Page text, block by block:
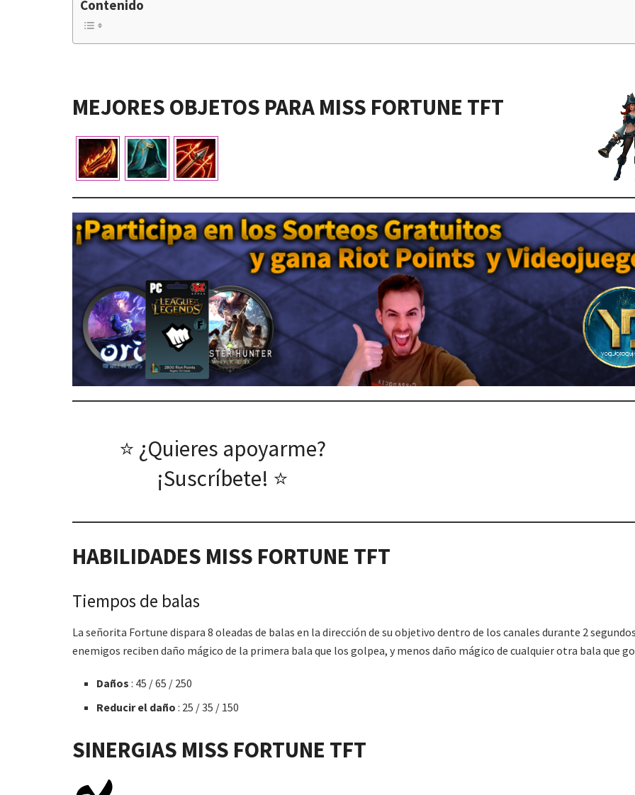
Contenido
MEJORES OBJETOS PARA MISS FORTUNE TFT
⭐ ¿Quieres apoyarme?
¡Suscríbete! ⭐
HABILIDADES MISS FORTUNE TFT
Tiempos de balas
La señorita Fortune dispara 8 oleadas de balas en la dirección de su objetivo dentro de los canales durante 2
enemigos reciben daño mágico de la primera bala que los golpea, y menos daño mágico de cualquier otra bala que
Daños : 45 / 65 / 250
Reducir el daño : 25 / 35 / 150
SINERGIAS MISS FORTUNE TFT